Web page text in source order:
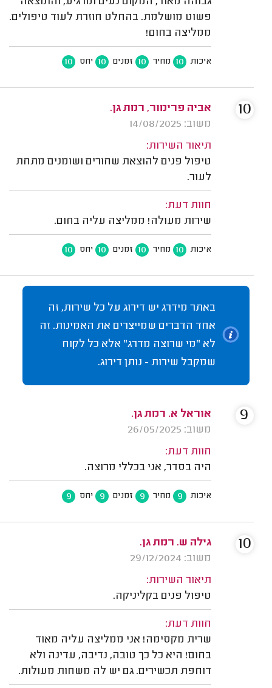
פשוט מושלמת. בהחלט חוזרת לעוד טיפולים.
ממליצה בחום!
איכות 10 מחיר 10 זמנים 10 יחס 10
אביה פרימור, רמת גן.
משוב: 14/08/2025
תיאור השירות:
טיפול פנים להוצאת שחורים ושומנים מתחת
לעור.
חוות דעת:
שירות מעולה! ממליצה עליה בחום.
איכות 10 מחיר 10 זמנים 10 יחס 10
10
באתר מידרג יש דירוג על כל שירות, זה
אחד הדברים שמייצרים את האמינות. זה
לא "מי שרוצה מדרג" אלא כל לקוח
שמקבל שירות - נותן דירוג.
אוראל א. רמת גן.
משוב: 26/05/2025
חוות דעת:
היה בסדר, אני בכללי מרוצה.
איכות 9 מחיר 9 זמנים 9 יחס 9
9
גילה ש. רמת גן.
משוב: 29/12/2024
תיאור השירות:
טיפול פנים בקליניקה.
חוות דעת:
שרית מקסימה! אני ממליצה עליה מאוד
בחום! היא כל כך טובה, נדיבה, עדינה ולא
דוחפת תכשירים. גם יש לה משחות מעולות.
10